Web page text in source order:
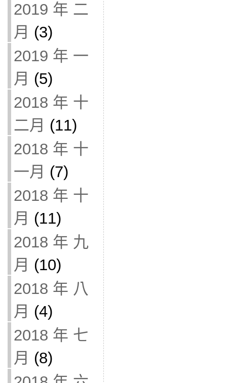
2019 年 二
月 (3)
2019 年 一
月 (5)
2018 年 十
二月 (11)
2018 年 十
一月 (7)
2018 年 十
月 (11)
2018 年 九
月 (10)
2018 年 八
月 (4)
2018 年 七
月 (8)